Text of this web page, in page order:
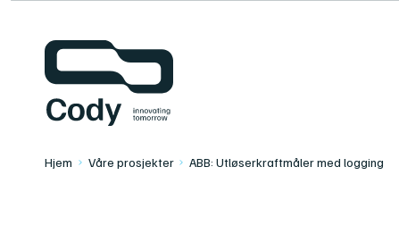
TITAAN
Hjem Våre prosjekter ABB: Utløserkraftmåler med logging